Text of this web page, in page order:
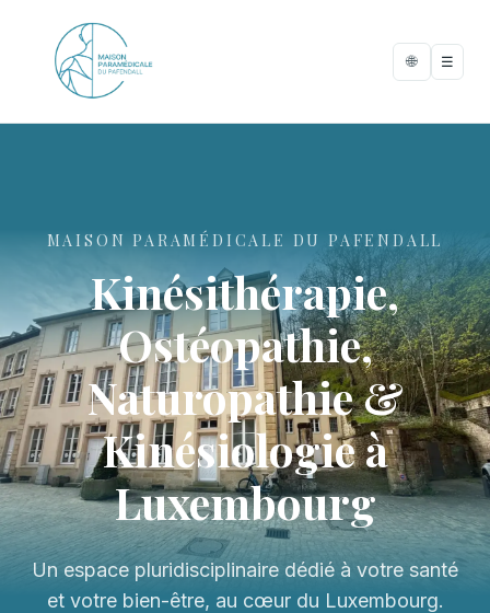
🌐 ☰
MAISON PARAMÉDICALE DU PAFENDALL
Kinésithérapie,
Ostéopathie,
Naturopathie &
Kinésiologie à
Luxembourg
Un espace pluridisciplinaire dédié à votre santé
et votre bien-être, au cœur du Luxembourg.